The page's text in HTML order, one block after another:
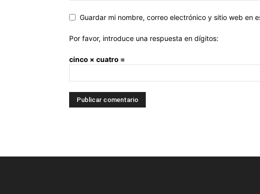
Guardar mi nombre, correo electrónico y sitio web en
Por favor, introduce una respuesta en dígitos:
cinco × cuatro =